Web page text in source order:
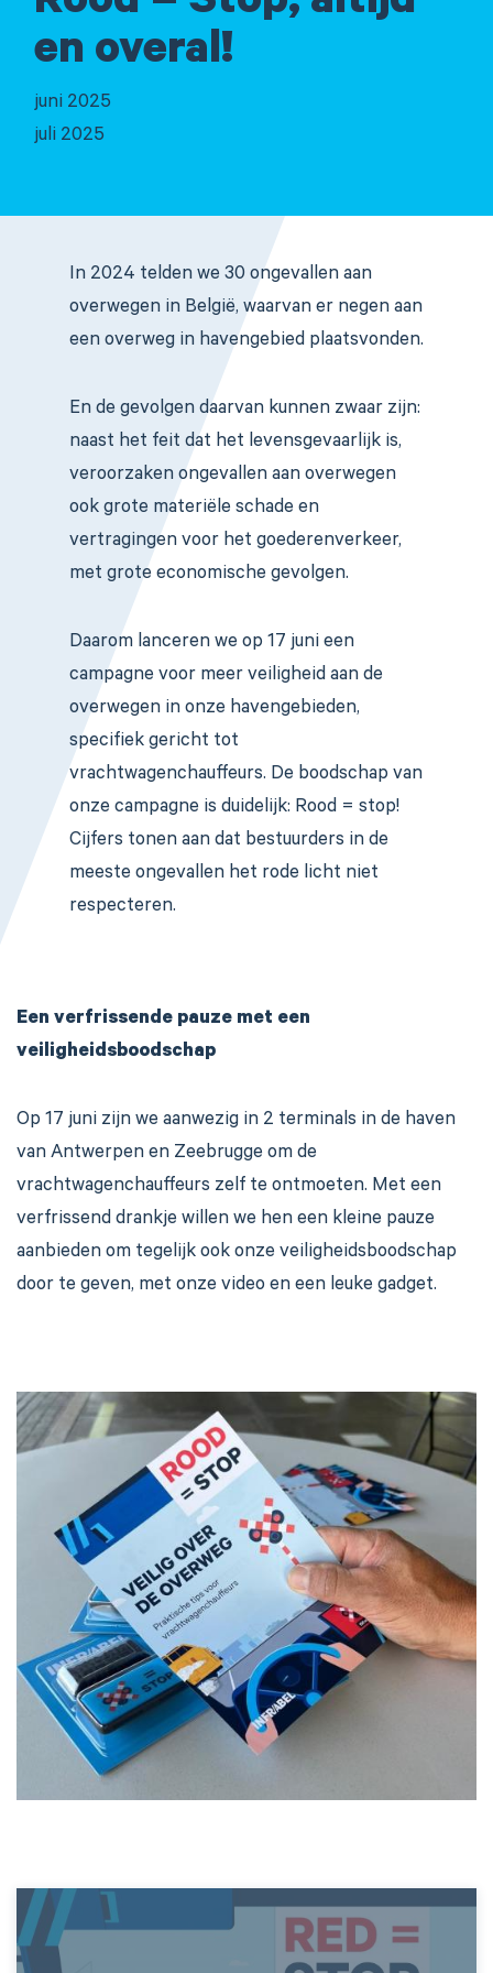
en overal!
juni 2025
juli 2025
In 2024 telden we 30 ongevallen aan
overwegen in België, waarvan er negen aan
een overweg in havengebied plaatsvonden.
En de gevolgen daarvan kunnen zwaar zijn:
naast het feit dat het levensgevaarlijk is,
veroorzaken ongevallen aan overwegen
ook grote materiële schade en
vertragingen voor het goederenverkeer,
met grote economische gevolgen.
Daarom lanceren we op 17 juni een
campagne voor meer veiligheid aan de
overwegen in onze havengebieden,
specifiek gericht tot
vrachtwagenchauffeurs. De boodschap van
onze campagne is duidelijk: Rood = stop!
Cijfers tonen aan dat bestuurders in de
meeste ongevallen het rode licht niet
respecteren.
Een verfrissende pauze met een
veiligheidsboodschap
Op 17 juni zijn we aanwezig in 2 terminals in de haven
van Antwerpen en Zeebrugge om de
vrachtwagenchauffeurs zelf te ontmoeten. Met een
verfrissend drankje willen we hen een kleine pauze
aanbieden om tegelijk ook onze veiligheidsboodschap
door te geven, met onze video en een leuke gadget.